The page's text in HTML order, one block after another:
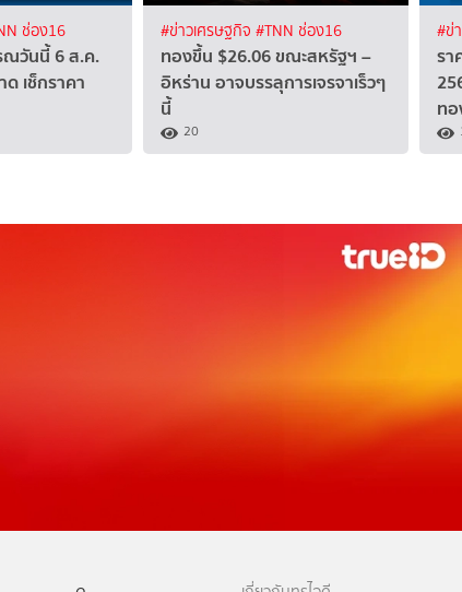
ช่อง16
ณวันนี้ 6 ส.ค.
เช็กราคา
#ข่าวเศรษฐกิจ #TNN ช่อง16
ทองขึ้น $26.06 ขณะสหรัฐฯ –
อิหร่าน อาจบรรลุการเจรจาเร็วๆ
นี้
20
#ข่
ร
ท